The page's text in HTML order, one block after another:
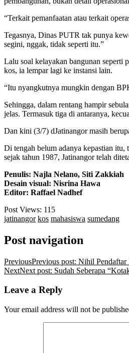
“Terkait pemanfaatan atau terkait
Tegasnya, Dinas PUTR tak punya
segini, nggak, tidak seperti itu.”
Lalu soal kelayakan bangunan seperti
kos, ia lempar lagi ke instansi lain.
“Itu nyangkutnya mungkin dengan
Sehingga, dalam rentang hampir
jelas. Termasuk tiga di antaranya,
Dan kini (3/7) dJatinangor masih
Di tengah belum adanya kepastian
sejak tahun 1987, Jatinangor telah
Penulis: Najla Nelano, Siti Zakkiah
Desain visual: Nisrina Hawa
Editor: Raffael Nadhef
Post Views: 115
jatinangor kos mahasiswa sumedang
Post navigation
PreviousPrevious post: Nihil Pendaftar
NextNext post: Sudah Seberapa
Leave a Reply
Your email address will not be